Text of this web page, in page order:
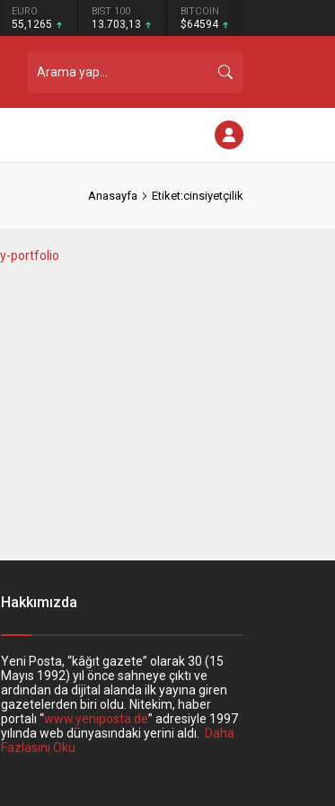
EURO
55,1265
BIST 100
13.703,13
BITCOIN
$64594
Anasayfa Etiket:cinsiyetçilik
Hakkımızda
Yeni Posta, “kâğıt gazete” olarak 30 (15
Mayıs 1992) yıl önce sahneye çıktı ve
ardından da dijital alanda ilk yayına giren
gazetelerden biri oldu. Nitekim, haber
portalı “www.yeniposta.de” adresiyle 1997
yılında web dünyasındaki yerini aldı. Daha
Fazlasını Oku